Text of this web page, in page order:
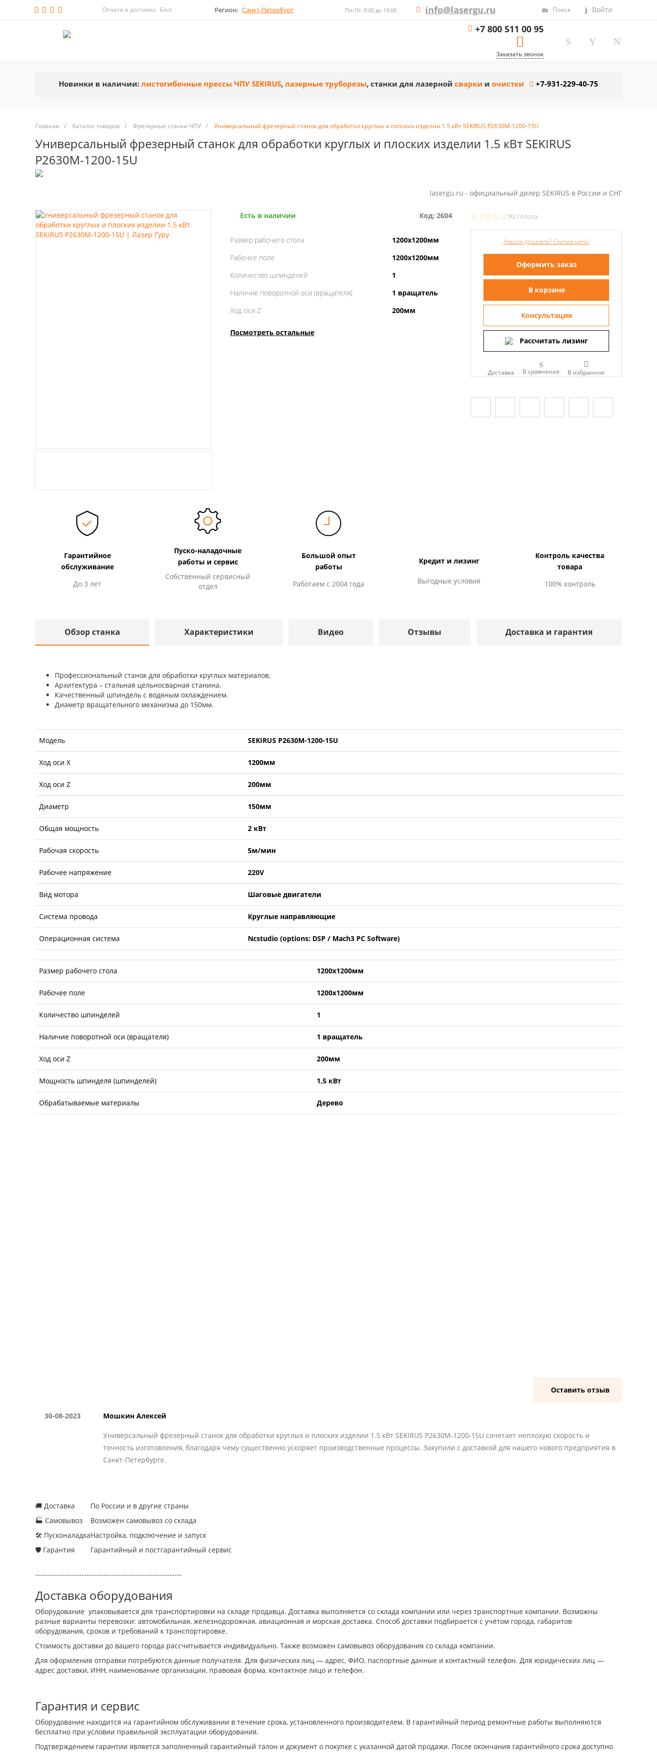
Оплата и доставка Блог Регион: Санкт-Петербург Пн-Пт: 8:00 до 19:00 info@lasergu.ru Поиск Войти
+7 800 511 00 95
Заказать звонок
Новинки в наличии: листогибочные прессы ЧПУ SEKIRUS, лазерные труборезы, станки для лазерной сварки и очистки +7-931-229-40-75
Главная / Каталог товаров / Фрезерные станки ЧПУ / Универсальный фрезерный станок для обработки круглых и плоских изделии 1.5 кВт SEKIRUS P2630M-1200-15U
Универсальный фрезерный станок для обработки круглых и плоских изделии 1.5 кВт SEKIRUS
P2630M-1200-15U
lasergu.ru - официальный дилер SEKIRUS в России и СНГ
Есть в наличии Код: 2604
Размер рабочего стола
1200х1200мм
Рабочее поле
1200х1200мм
Количество шпинделей
1
Наличие поворотной оси (вращателя)
1 вращатель
Ход оси Z
200мм
Посмотреть остальные
52 голоса
Нашли дешевле? Снизим цену!
Оформить заказ
В корзине
Консультация
Рассчитать лизинг
Доставка В сравнение
Гарантийное
обслуживание
До 3 лет
Пуско-наладочные
работы и сервис
Собственный сервисный
отдел
Большой опыт
работы
Работаем с 2004 года
Кредит и лизинг
Выгодные условия
Контроль качества
товара
100% контроль
Обзор станка Характеристики Видео Отзывы Доставка и гарантия
Профессиональный станок для обработки круглых материалов.
Архитектура – стальная цельносварная станина.
Качественный шпиндель с водяным охлаждением.
Диаметр вращательного механизма до 150мм.
Модель SEKIRUS P2630M-1200-15U
Ход оси X 1200мм
Ход оси Z 200мм
Диаметр 150мм
Общая мощность 2 кВт
Рабочая скорость 5м/мин
Рабочее напряжение 220V
Вид мотора Шаговые двигатели
Система провода Круглые направляющие
Операционная система Ncstudio (options: DSP / Mach3 PC Software)
Размер рабочего стола 1200х1200мм
Рабочее поле 1200х1200мм
Количество шпинделей 1
Наличие поворотной оси (вращателя) 1 вращатель
Ход оси Z 200мм
Мощность шпинделя (шпинделей) 1,5 кВт
Обрабатываемые материалы Дерево
Оставить отзыв
30-08-2023 Мошкин Алексей
Универсальный фрезерный станок для обработки круглых и плоских изделии 1.5 кВт SEKIRUS P2630M-1200-15U сочетает неплохую скорость и
точность изготовления, благодаря чему существенно ускоряет производственные процессы. Закупили с доставкой для нашего нового предприятия в
Санкт-Петербурге.
🚚 Доставка
🏭 Самовывоз
🛠 Пусконаладка
🛡 Гарантия
По России и в другие страны
Возможен самовывоз со склада
Настройка, подключение и запуск
Гарантийный и постгарантийный сервис
------------------------------------------------------------
Доставка оборудования
Оборудование упаковывается для транспортировки на складе продавца. Доставка выполняется со склада компании или через транспортные компании. Возможны
разные варианты перевозки: автомобильная, железнодорожная, авиационная и морская доставка. Способ доставки подбирается с учётом города, габаритов
оборудования, сроков и требований к транспортировке.
Стоимость доставки до вашего города рассчитывается индивидуально. Также возможен самовывоз оборудования со склада компании.
Для оформления отправки потребуются данные получателя. Для физических лиц — адрес, ФИО, паспортные данные и контактный телефон. Для юридических лиц —
адрес доставки, ИНН, наименование организации, правовая форма, контактное лицо и телефон.
Гарантия и сервис
Оборудование находится на гарантийном обслуживании в течение срока, установленного производителем. В гарантийный период ремонтные работы выполняются
бесплатно при условии правильной эксплуатации оборудования.
Подтверждением гарантии является заполненный гарантийный талон и документ о покупке с указанной датой продажи. После окончания гарантийного срока доступно